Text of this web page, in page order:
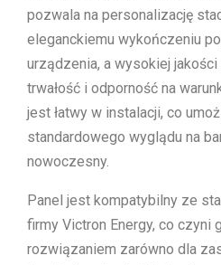
pozwala na personalizację
eleganckiemu wykończeniu
urządzenia, a wysokiej jakości
trwałość i odporność na
jest łatwy w instalacji, co
standardowego wyglądu na
nowoczesny.
Panel jest kompatybilny ze
firmy Victron Energy, co czyni
rozwiązaniem zarówno dla